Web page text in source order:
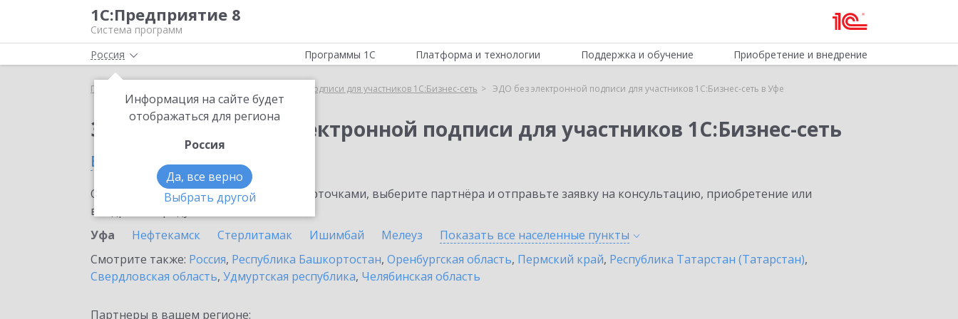
1С:Предприятие 8
Система программ
Россия
Информация на сайте будет
отображаться для региона
Россия
Да, все верно
Выбрать другой
Программы 1С Платформа и технологии Поддержка и обучение Приобретение и внедрение
Главная ЭДО без электронной подписи для участников 1С:Бизнес-сеть ЭДО без электронной подписи для участников 1С:Бизнес-сеть в Уфе
Заказать ЭДО без электронной подписи для участников 1С:Бизнес-сеть
в Уфе
Ознакомьтесь с информационными карточками, выберите партнёра и отправьте заявку на консультацию, приобретение или
внедрение продукта.
Уфа
Нефтекамск Стерлитамак Ишимбай Мелеуз Показать все населенные пункты
Смотрите также: Россия, Республика Башкортостан, Оренбургская область, Пермский край, Республика Татарстан (Татарстан),
Свердловская область, Удмуртская республика, Челябинская область
Партнеры в вашем регионе: